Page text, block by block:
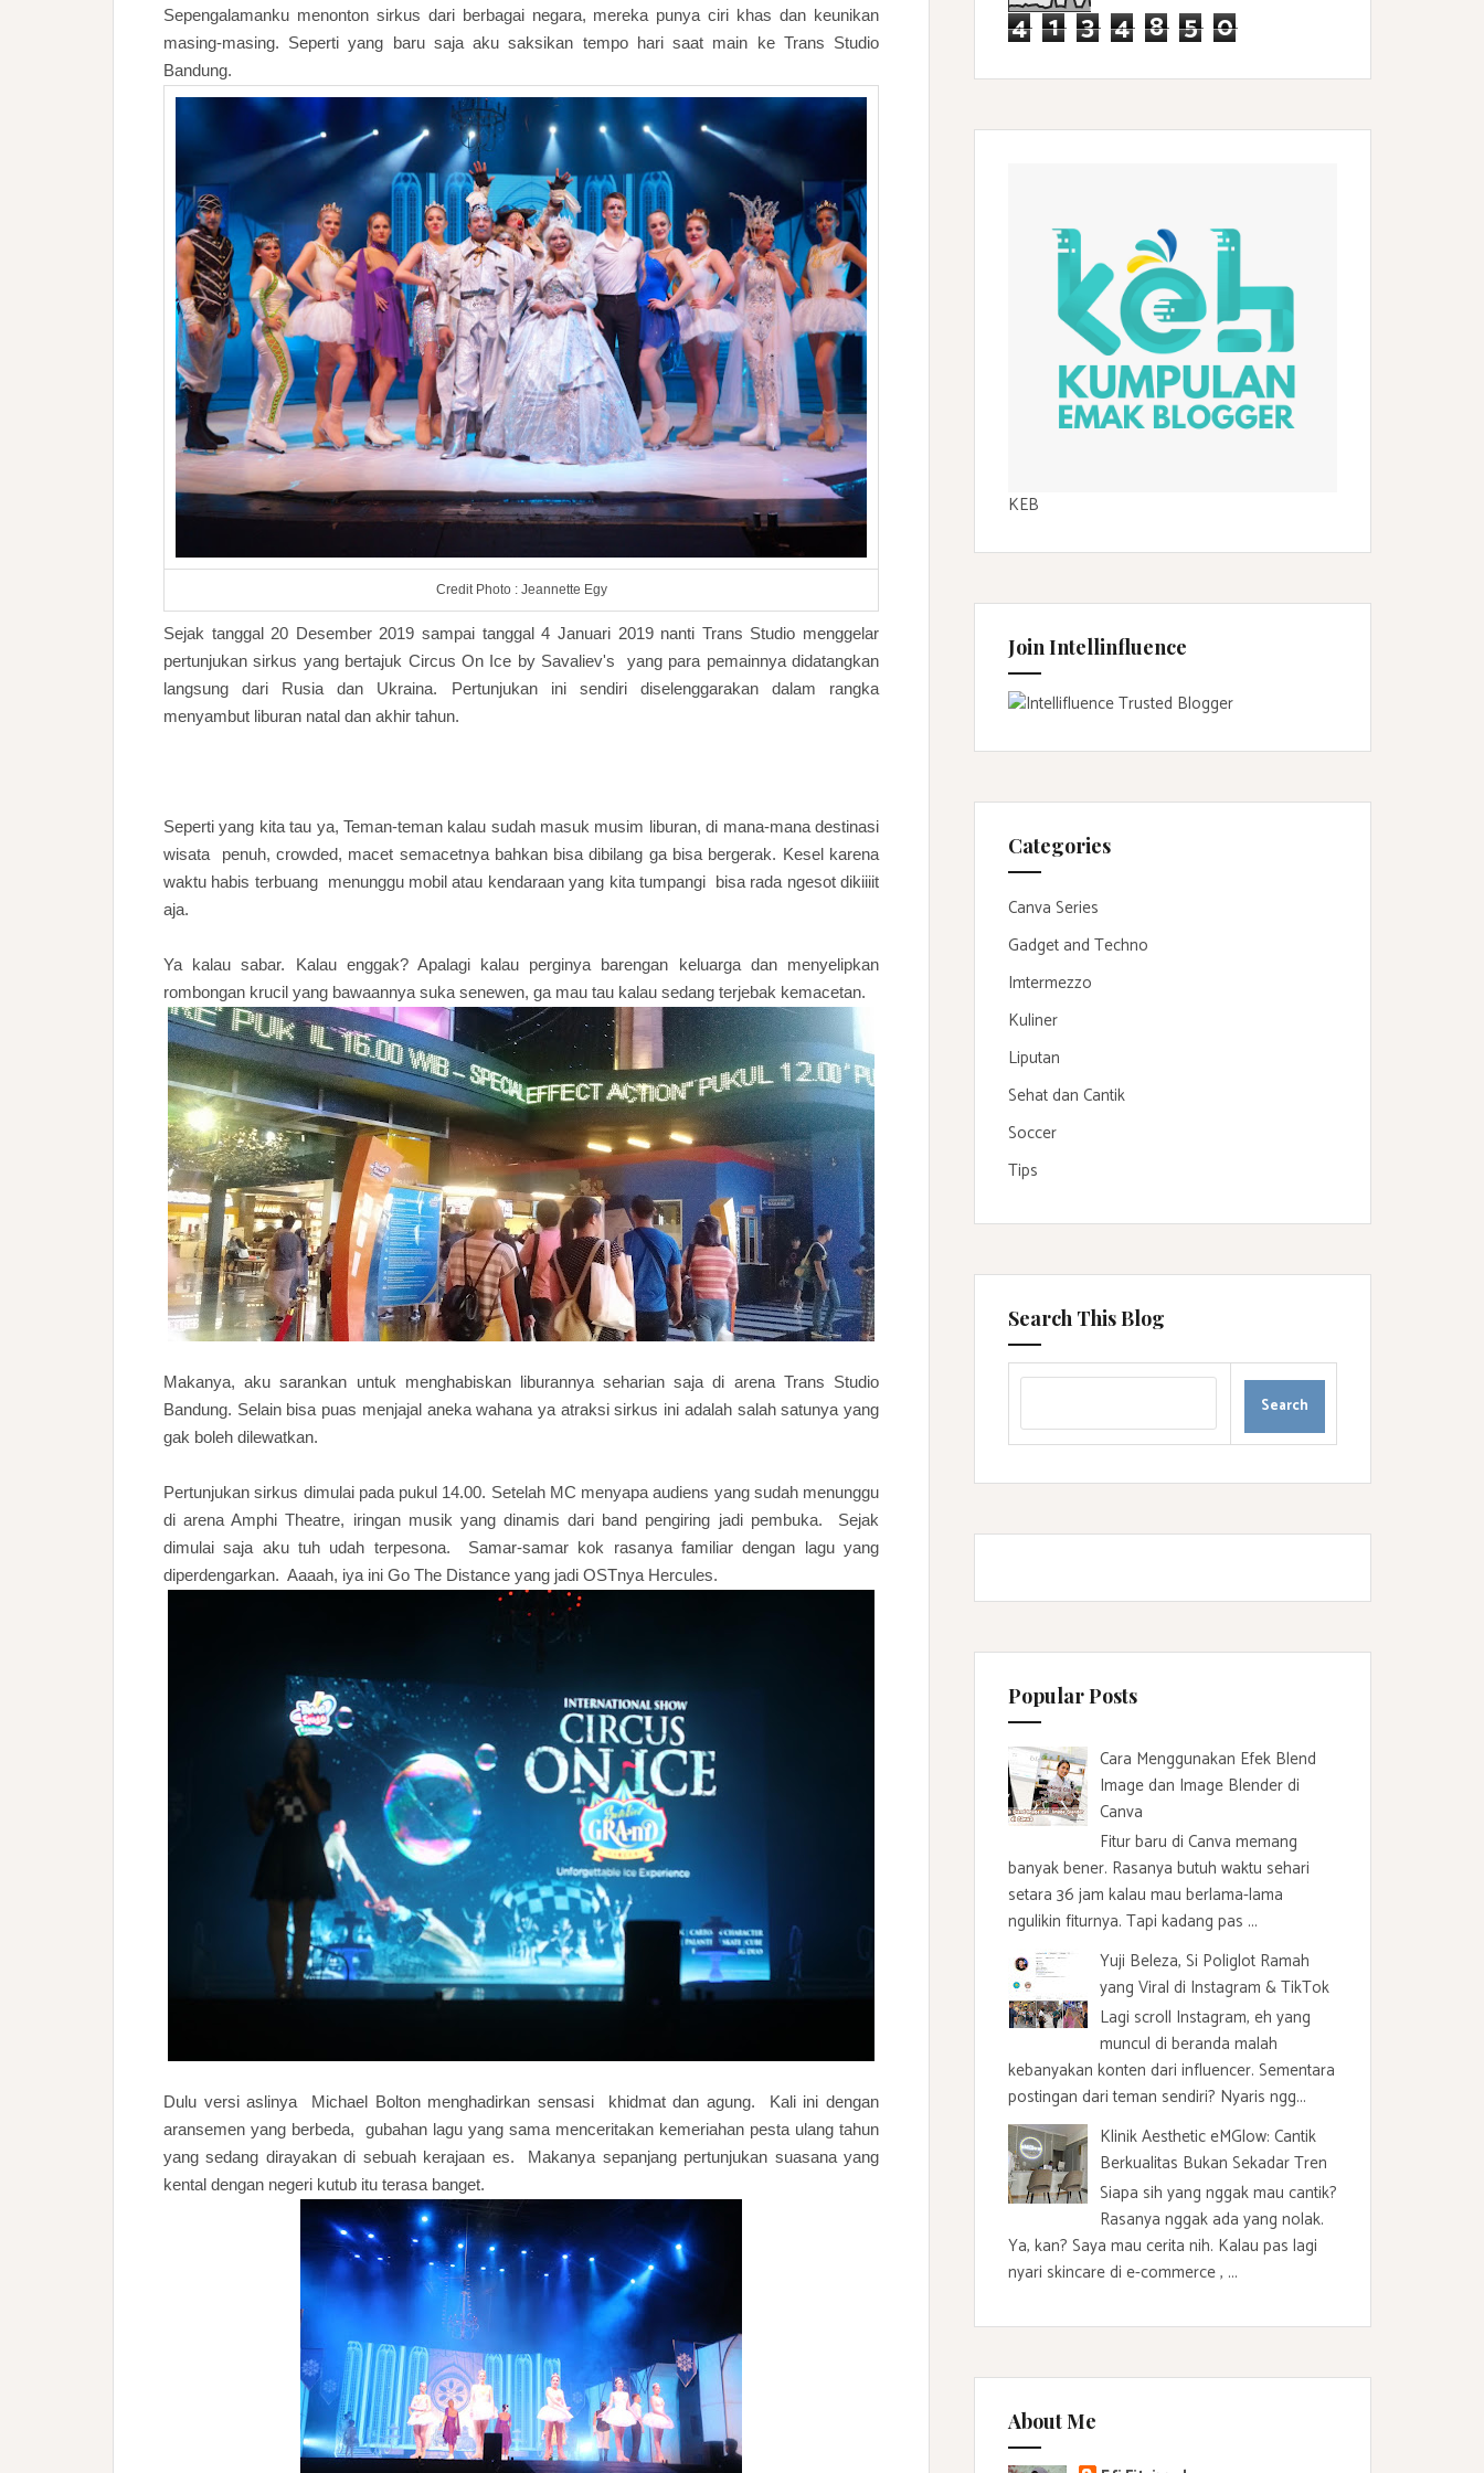
Sepengalamanku menonton sirkus dari berbagai negara, mereka punya ciri khas dan keunikan
masing-masing. Seperti yang baru saja aku saksikan tempo hari saat main ke Trans Studio
Bandung.
Credit Photo : Jeannette Egy
Sejak tanggal 20 Desember 2019 sampai tanggal 4 Januari 2019 nanti Trans Studio menggelar
pertunjukan sirkus yang bertajuk Circus On Ice by Savaliev's yang para pemainnya didatangkan
langsung dari Rusia dan Ukraina. Pertunjukan ini sendiri diselenggarakan dalam rangka
menyambut liburan natal dan akhir tahun.
Seperti yang kita tau ya, Teman-teman kalau sudah masuk musim liburan, di mana-mana destinasi
wisata penuh, crowded, macet semacetnya bahkan bisa dibilang ga bisa bergerak. Kesel karena
waktu habis terbuang menunggu mobil atau kendaraan yang kita tumpangi bisa rada ngesot dikiiiit
aja.
Ya kalau sabar. Kalau enggak? Apalagi kalau perginya barengan keluarga dan menyelipkan
rombongan krucil yang bawaannya suka senewen, ga mau tau kalau sedang terjebak kemacetan.
Makanya, aku sarankan untuk menghabiskan liburannya seharian saja di arena Trans Studio
Bandung. Selain bisa puas menjajal aneka wahana ya atraksi sirkus ini adalah salah satunya yang
gak boleh dilewatkan.
Pertunjukan sirkus dimulai pada pukul 14.00. Setelah MC menyapa audiens yang sudah menunggu
di arena Amphi Theatre, iringan musik yang dinamis dari band pengiring jadi pembuka. Sejak
dimulai saja aku tuh udah terpesona. Samar-samar kok rasanya familiar dengan lagu yang
diperdengarkan. Aaaah, iya ini Go The Distance yang jadi OSTnya Hercules.
Dulu versi aslinya Michael Bolton menghadirkan sensasi khidmat dan agung. Kali ini dengan
aransemen yang berbeda, gubahan lagu yang sama menceritakan kemeriahan pesta ulang tahun
yang sedang dirayakan di sebuah kerajaan es. Makanya sepanjang pertunjukan suasana yang
kental dengan negeri kutub itu terasa banget.
4 1 3 4 8 5 0
KEB
Join Intellinfluence
Categories
Canva Series
Gadget and Techno
Imtermezzo
Kuliner
Liputan
Sehat dan Cantik
Soccer
Tips
Search This Blog
Popular Posts
Cara Menggunakan Efek Blend
Image dan Image Blender di
Canva
Fitur baru di Canva memang
banyak bener. Rasanya butuh waktu sehari
setara 36 jam kalau mau berlama-lama
ngulikin fiturnya. Tapi kadang pas ...
Yuji Beleza, Si Poliglot Ramah
yang Viral di Instagram & TikTok
Lagi scroll Instagram, eh yang
muncul di beranda malah
kebanyakan konten dari influencer. Sementara
postingan dari teman sendiri? Nyaris ngg...
Klinik Aesthetic eMGlow: Cantik
Berkualitas Bukan Sekadar Tren
Siapa sih yang nggak mau cantik?
Rasanya nggak ada yang nolak.
Ya, kan? Saya mau cerita nih. Kalau pas lagi
nyari skincare di e-commerce , ...
About Me